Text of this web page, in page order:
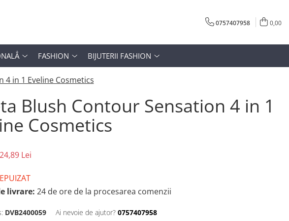
0757407958 0,00
FASHION BIJUTERII FASHION
4 in 1 Eveline Cosmetics
Blush Contour Sensation 4 in 1
Cosmetics
24,89 Lei
livrare: 24 de ore de la procesarea comenzii
DVB2400059 Ai nevoie de ajutor? 0757407958